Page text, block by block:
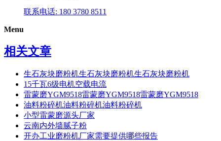
联系电话: 180 3780 8511
Menu
相关文章
生石灰块磨粉机生石灰块磨粉机生石灰块磨粉机
15千瓦6级电机空载电流
雷蒙磨YGM9518雷蒙磨YGM9518雷蒙磨YGM9518
油料粉碎机油料粉碎机油料粉碎机
小型雷蒙磨源头厂家
云南内外墙腻子粉
开办工业磨粉机厂家需要提供哪些报告